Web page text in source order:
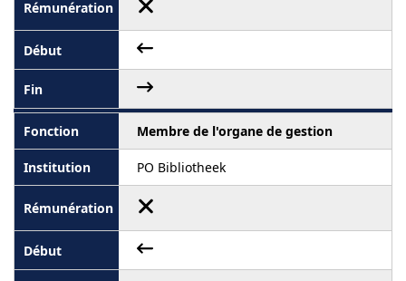
Membre de l'organe de gestion
PO Bibliotheek